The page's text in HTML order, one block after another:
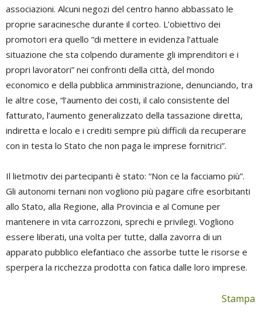
associazioni. Alcuni negozi del centro hanno abbassato le
proprie saracinesche durante il corteo. L’obiettivo dei
promotori era quello “di mettere in evidenza l’attuale
situazione che sta colpendo duramente gli imprenditori e i
propri lavoratori” nei confronti della città, del mondo
economico e della pubblica amministrazione, denunciando, tra
le altre cose, “l’aumento dei costi, il calo consistente del
fatturato, l’aumento generalizzato della tassazione diretta,
indiretta e localo e i crediti sempre più difficili da recuperare
con in testa lo Stato che non paga le imprese fornitrici”.
Il lietmotiv dei partecipanti è stato: “Non ce la facciamo più”.
Gli autonomi ternani non vogliono più pagare cifre esorbitanti
allo Stato, alla Regione, alla Provincia e al Comune per
mantenere in vita carrozzoni, sprechi e privilegi. Vogliono
essere liberati, una volta per tutte, dalla zavorra di un
apparato pubblico elefantiaco che assorbe tutte le risorse e
sperpera la ricchezza prodotta con fatica dalle loro imprese.
Stampa